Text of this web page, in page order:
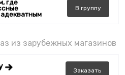
где
В группу
из зарубежных магазинов
Заказать